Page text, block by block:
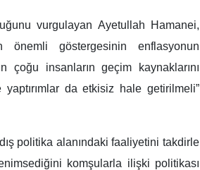
vurgulayan Ayetullah Hamanei,
önemli göstergesinin enflasyonun
çoğu insanların geçim kaynaklarını
da etkisiz hale getirilmeli”
politika alanındaki faaliyetini takdirle
komşularla ilişki politikası